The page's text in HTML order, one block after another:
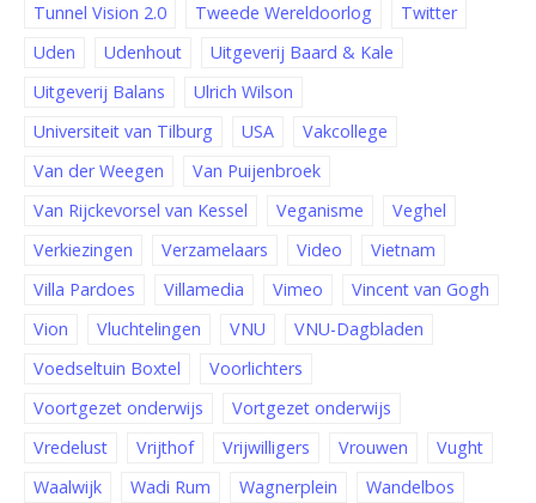
Tunnel Vision 2.0
Tweede Wereldoorlog
Twitter
Uden
Udenhout
Uitgeverij Baard & Kale
Uitgeverij Balans
Ulrich Wilson
Universiteit van Tilburg
USA
Vakcollege
Van der Weegen
Van Puijenbroek
Van Rijckevorsel van Kessel
Veganisme
Veghel
Verkiezingen
Verzamelaars Video
Vietnam
Villa Pardoes
Villamedia Vimeo
Vincent van Gogh
Vion
Vluchtelingen VNU
VNU-Dagbladen
Voedseltuin Boxtel
Voorlichters
Voortgezet onderwijs
Vortgezet onderwijs
Vredelust
Vrijthof Vrijwilligers Vrouwen
Vught
Waalwijk
Wadi Rum Wagnerplein
Wandelbos